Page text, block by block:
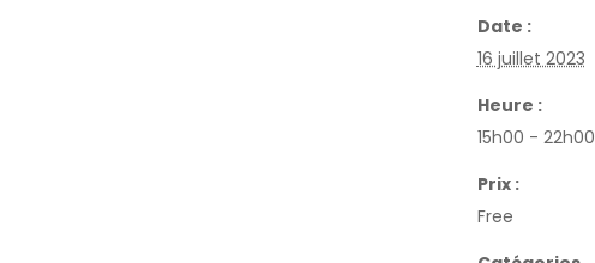
Date :
16 juillet 2023
Heure :
15h00 - 22h00
Prix :
Free